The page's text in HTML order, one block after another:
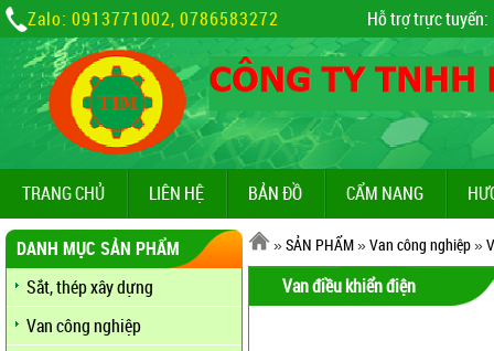
Zalo: 0913771002, 0786583272 Hỗ trợ trực tuyến:
TRANG CHỦ LIÊN HỆ BẢN ĐỒ CẨM NANG
DANH MỤC SẢN PHẨM
Sắt, thép xây dựng
Van công nghiệp
»SẢN PHẨM»Van công nghiệp»
Van điều khiển điện